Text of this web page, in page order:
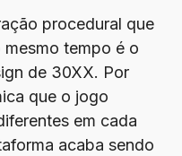
procedural que
tempo é o
de 30XX. Por
que o jogo
em cada
acaba sendo